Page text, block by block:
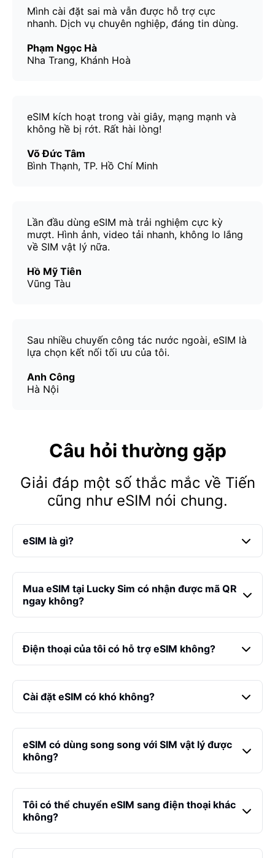
Mình cài đặt sai mà vẫn được hỗ trợ cực
nhanh. Dịch vụ chuyên nghiệp, đáng tin dùng.
Phạm Ngọc Hà
Nha Trang, Khánh Hoà
eSIM kích hoạt trong vài giây, mạng mạnh và
không hề bị rớt. Rất hài lòng!
Võ Đức Tâm
Bình Thạnh, TP. Hồ Chí Minh
Lần đầu dùng eSIM mà trải nghiệm cực kỳ
mượt. Hình ảnh, video tải nhanh, không lo lắng
về SIM vật lý nữa.
Hồ Mỹ Tiên
Vũng Tàu
Sau nhiều chuyến công tác nước ngoài, eSIM là
lựa chọn kết nối tối ưu của tôi.
Anh Công
Hà Nội
Câu hỏi thường gặp
Giải đáp một số thắc mắc về Tiến
cũng như eSIM nói chung.
eSIM là gì?
Mua eSIM tại Lucky Sim có nhận được mã QR
ngay không?
Điện thoại của tôi có hỗ trợ eSIM không?
Cài đặt eSIM có khó không?
eSIM có dùng song song với SIM vật lý được
không?
Tôi có thể chuyển eSIM sang điện thoại khác
không?